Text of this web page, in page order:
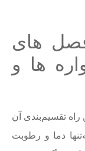
های
ها و
راه تقسیم‌بندی آن
دما و رطوبت